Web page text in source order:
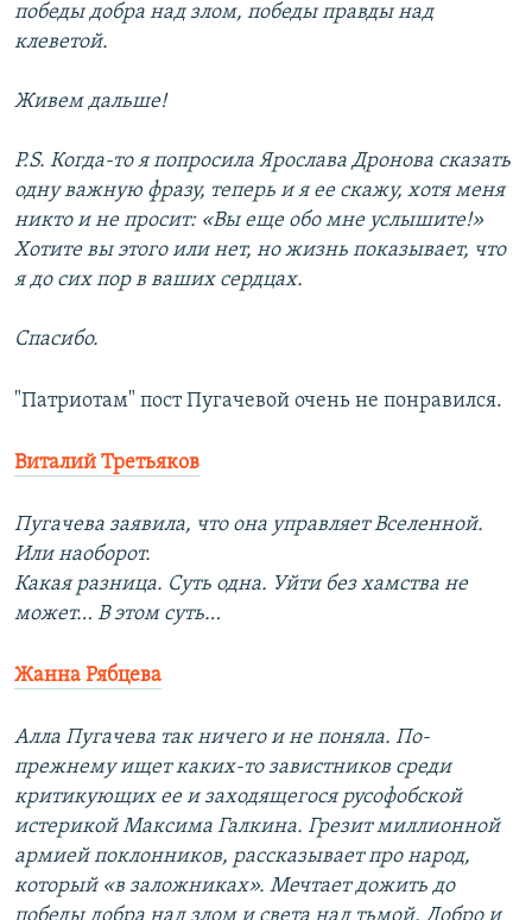
победы добра над злом, победы правды над
клеветой.
Живем дальше!
P.S. Когда-то я попросила Ярослава Дронова сказать
одну важную фразу, теперь и я ее скажу, хотя меня
никто и не просит: «Вы еще обо мне услышите!»
Хотите вы этого или нет, но жизнь показывает, что
я до сих пор в ваших сердцах.
Спасибо.
"Патриотам" пост Пугачевой очень не понравился.
Виталий Третьяков
Пугачева заявила, что она управляет Вселенной.
Или наоборот.
Какая разница. Суть одна. Уйти без хамства не
может… В этом суть…
Жанна Рябцева
Алла Пугачева так ничего и не поняла. По-
прежнему ищет каких-то завистников среди
критикующих ее и заходящегося русофобской
истерикой Максима Галкина. Грезит миллионной
армией поклонников, рассказывает про народ,
который «в заложниках». Мечтает дожить до